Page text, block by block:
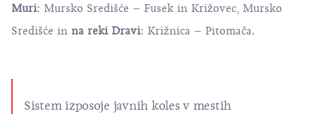
Muri: Mursko Središće – Fusek in Križovec, Mursko
Središće in na reki Dravi: Križnica – Pitomača.
Sistem izposoje javnih koles v mestih